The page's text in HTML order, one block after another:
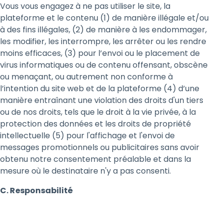
Vous vous engagez à ne pas utiliser le site, la
plateforme et le contenu (1) de manière illégale et/ou
à des fins illégales, (2) de manière à les endommager,
les modifier, les interrompre, les arrêter ou les rendre
moins efficaces, (3) pour l’envoi ou le placement de
virus informatiques ou de contenu offensant, obscène
ou menaçant, ou autrement non conforme à
l’intention du site web et de la plateforme (4) d’une
manière entraînant une violation des droits d'un tiers
ou de nos droits, tels que le droit à la vie privée, à la
protection des données et les droits de propriété
intellectuelle (5) pour l'affichage et l'envoi de
messages promotionnels ou publicitaires sans avoir
obtenu notre consentement préalable et dans la
mesure où le destinataire n'y a pas consenti.
C. Responsabilité